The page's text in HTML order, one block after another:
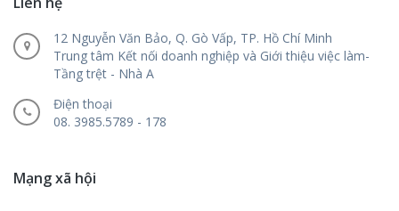
12 Nguyễn Văn Bảo, Q. Gò Vấp, TP. Hồ Chí Minh
Trung tâm Kết nối doanh nghiệp và Giới thiệu việc làm-
Tầng trệt - Nhà A
Điện thoại
08. 3985.5789 - 178
Mạng xã hội